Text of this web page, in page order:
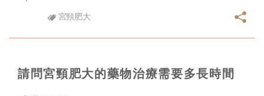
宮頸肥大
請問宮頸肥大的藥物治療需要多長時間